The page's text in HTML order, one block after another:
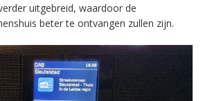
uitgebreid, waardoor de
beter te ontvangen zullen zijn.